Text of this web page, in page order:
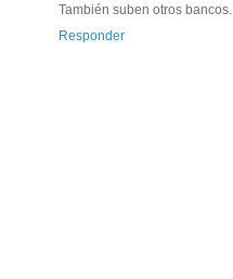
También suben otros bancos.
Responder